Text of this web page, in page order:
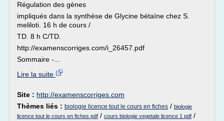
Régulation des gènes
impliqués dans la synthèse de Glycine bétaïne chez S.
meliloti. 16 h de cours /
TD. 8 h C/TD.
http://examenscorriges.com/i_26457.pdf
Sommaire -...
Lire la suite
Site : http://examenscorriges.com
Thèmes liés : biologie licence tout le cours en fiches / biologie
licence tout le cours en fiches pdf / cours biologie vegetale licence 1 pdf /